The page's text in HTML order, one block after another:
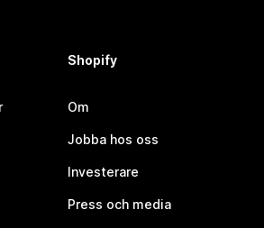
Shopify
Om
Jobba hos oss
Investerare
Press och media